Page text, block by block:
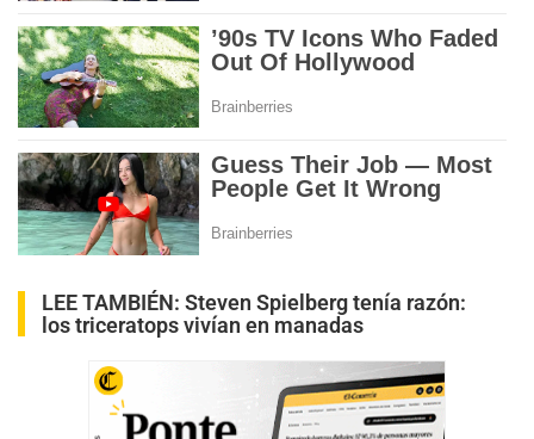
LEE TAMBIÉN: Steven Spielberg tenía razón:
los triceratops vivían en manadas